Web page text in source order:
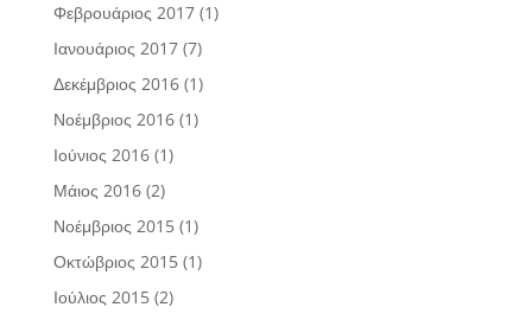
Φεβρουάριος 2017(1)
Ιανουάριος 2017(7)
Δεκέμβριος 2016(1)
Νοέμβριος 2016(1)
Ιούνιος 2016(1)
Μάιος 2016(2)
Νοέμβριος 2015(1)
Οκτώβριος 2015(1)
Ιούλιος 2015(2)